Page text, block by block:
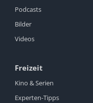
Podcasts
Bilder
Videos
Freizeit
Kino & Serien
Experten-Tipps